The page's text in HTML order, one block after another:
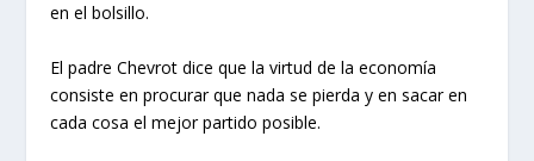
en el bolsillo.
El padre Chevrot dice que la virtud de la economía
consiste en procurar que nada se pierda y en sacar en
cada cosa el mejor partido posible.